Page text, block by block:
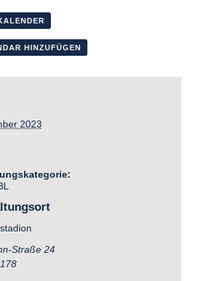
HINZUFÜGEN
2023
Straße 24